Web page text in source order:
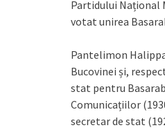
Partidului Național
votat unirea
Pantelimon
Bucovinei și,
stat pentru
Comunicațiilor
secretar de stat